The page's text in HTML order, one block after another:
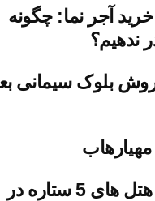
آجر نما: چگونه
ندهیم؟
بلوک سیمانی
معماری و ساخت هتل های 5 ستاره در